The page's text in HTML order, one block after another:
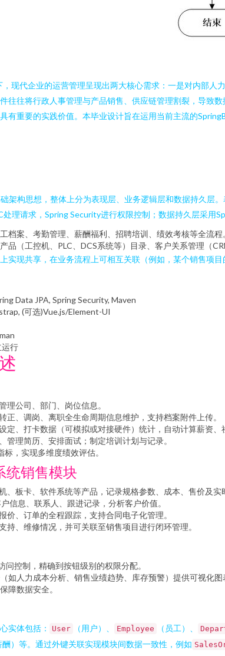
现代企业的运营管理呈现出两大核心需求：一是对内部
往往将行政人事管理与产品销售、供应链管理割裂，导致
有重要的实践价值。本毕业设计旨在运用当前主流的
架构思想，整体上分为表现层、业务逻辑层和数据持久层
理请求，Spring Security进行权限控制；数据持久层采用
档案、考勤管理、薪酬福利、招聘培训、绩效考核等全流程
产品（工控机、PLC、DCS系统等）目录、客户关系管理（
实现共享，在业务流程上可相互关联（例如，某个销售项目
Data JPA, Spring Security, Maven
(可选)Vue.js/Element-UI
运行
理公司、部门、岗位信息。
正、调岗、离职全生命周期信息维护，支持档案附件上传。
定、打卡数据（可模拟或对接硬件）统计，自动计算薪资、
管理简历、安排面试；制定培训计划与记录。
标，实现多维度绩效评估。
统销售模块
、板卡、软件系统等产品，记录规格参数、成本、售价及实
户信息、联系人、跟进记录，分析客户价值。
价、订单的全程跟踪，支持合同电子化管理。
持、维修情况，并可关联至销售项目进行闭环管理。
问控制，精确到按钮级别的权限分配。
如人力成本分析、销售业绩趋势、库存预警）提供可视化图
障数据安全。
实体包括： User （用户）、 Employee （员工）、
酬）等。通过外键关联实现模块间数据一致性，例如